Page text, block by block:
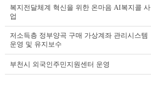
블복지전달체계 혁신을 위한 온마음 AI복지콜 사
업
저소득층 정부양곡 구매 가상계좌 관리시스템
운영 및 유지보수
부천시 외국인주민지원센터 운영